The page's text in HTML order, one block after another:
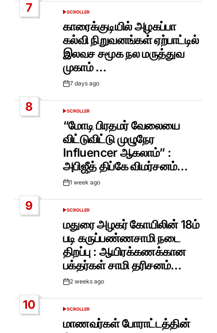
7
POSTED
SCROLLER
காரைக்குடியில் அழகப்பா
கல்வி நிறுவனங்கள் ஏற்பாட்டில்
இலவச சமூக நல மருத்துவ
முகாம் …
Post7 days ago
8
POSTED
SCROLLER
“மோடி பிரதமர் வேலையை
விட்டுவிட்டு முழுநேர
Influencer ஆகலாம்” :
அபிஜீத் திப்கே விமர்சனம்…
Post1 week ago
9
POSTED
SCROLLER
மதுரை அழகர் கோயிலின் 18ம்
படி கருப்பண்ணசாமி நடை
திறப்பு : ஆயிரக்கணக்கான
பக்தர்கள் சாமி தரிசனம்…
Post2 weeks ago
10
POSTED
SCROLLER
மாணவர்கள் போராட்டத்தின்